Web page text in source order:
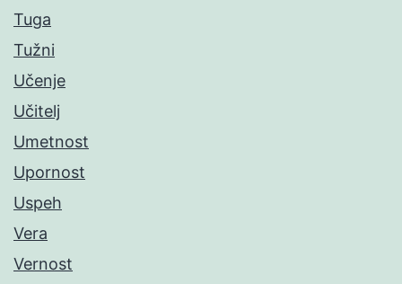
Tuga
Tužni
Učenje
Učitelj
Umetnost
Upornost
Uspeh
Vera
Vernost